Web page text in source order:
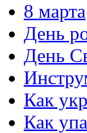
8 марта
День
День
Как
Как